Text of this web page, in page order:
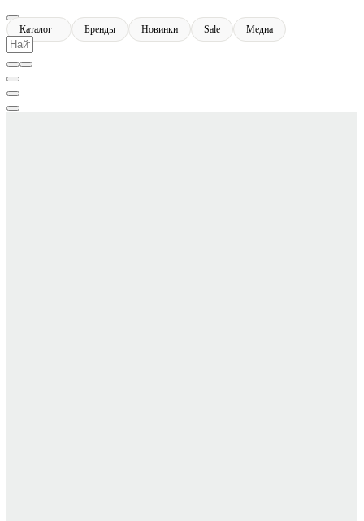
Каталог Бренды Новинки Sale Медиа